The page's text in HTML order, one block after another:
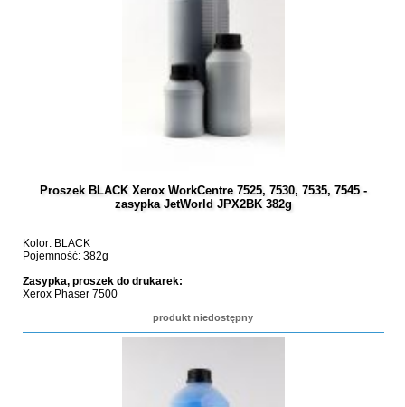
Proszek BLACK Xerox WorkCentre 7525, 7530, 7535, 7545 -
zasypka JetWorld JPX2BK 382g
Kolor: BLACK
Pojemność: 382g
Zasypka, proszek do drukarek:
Xerox Phaser 7500
produkt niedostępny